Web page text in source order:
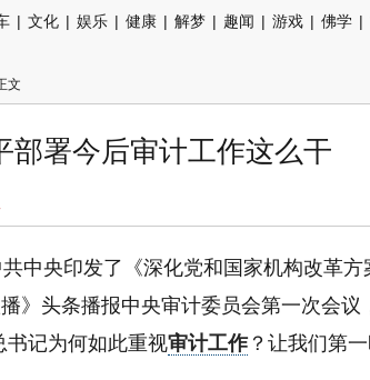
| 文化 | 娱乐 | 健康 | 解梦 | 趣闻 | 游戏 | 佛学 |
文
部署今后审计工作这么干
中央印发了《深化党和国家机构改革方
》头条播报中央审计委员会第一次会议
书记为何如此重视审计工作？让我们第一